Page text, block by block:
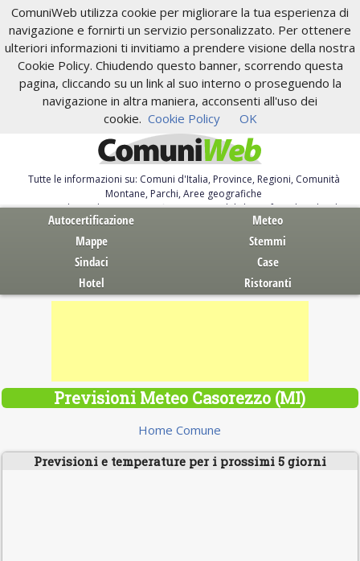
ComuniWeb utilizza cookie per migliorare la tua esperienza di
navigazione e fornirti un servizio personalizzato. Per ottenere
ulteriori informazioni ti invitiamo a prendere visione della nostra
Cookie Policy. Chiudendo questo banner, scorrendo questa
pagina, cliccando su un link al suo interno o proseguendo la
navigazione in altra maniera, acconsenti all'uso dei
cookie. Cookie Policy OK
Tutte le informazioni su: Comuni d'Italia, Province, Regioni, Comunità
Montane, Parchi, Aree geografiche
Servizi al Cittadino. Autocertificazione, moduli, leggi, free download
Autocertificazione
Meteo
Mappe
Stemmi
Sindaci
Case
Hotel
Ristoranti
Previsioni Meteo Casorezzo (MI)
Home Comune
Previsioni e temperature per i prossimi 5 giorni